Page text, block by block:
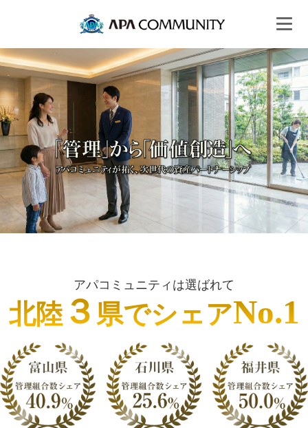
アパコミュニティは選ばれて
北陸３ 県でシェアNo.1